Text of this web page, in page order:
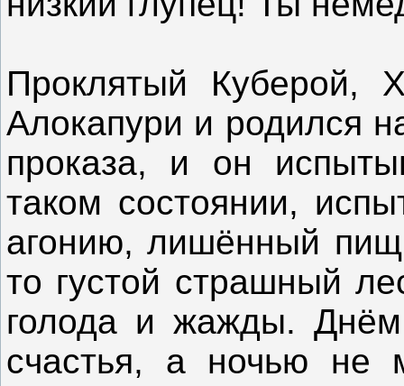
Проклятый Куберой,
Алокапури и родился
проказа, и он
таком состоянии,
агонию, лишённый
то густой страшный
голода и жажды.
счастья, а ночью не